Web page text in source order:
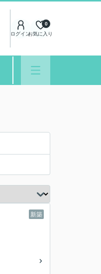
ログインお気に入り
0
新築